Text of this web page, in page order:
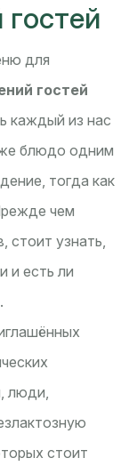
для
гостей
каждый из нас
блюдо одним
тогда как
чем
стоит узнать,
и есть ли
люди,
стоит